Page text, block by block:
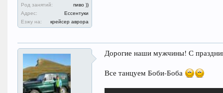
Род занятий:
пиво ))
Адрес:
Ессентуки
Езжу на:
крейсер аврора
Дорогие наши мужчины! С
Все танцуем Боби-Боба